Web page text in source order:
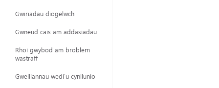
Gwiriadau diogelwch
Gwneud cais am addasiadau
Rhoi gwybod am broblem
wastraff
Gwelliannau wedi’u cynllunio